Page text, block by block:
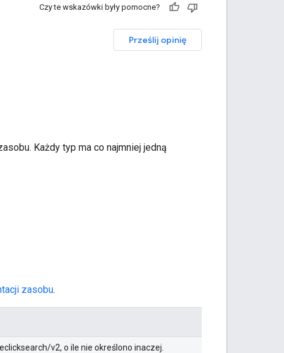
Czy te wskazówki były pomocne?
Prześlij opinię
Każdy typ ma co najmniej jedną
zasobu.
v2, o ile nie określono inaczej.